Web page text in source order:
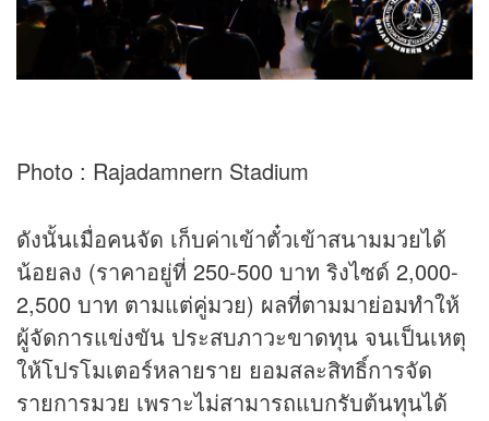
Photo : Rajadamnern Stadium
ดังนั้นเมื่อคนจัด เก็บค่าเข้าตั๋วเข้าสนามมวยได้
น้อยลง (ราคาอยู่ที่ 250-500 บาท ริงไซด์ 2,000-
2,500 บาท ตามแต่คู่มวย) ผลที่ตามมาย่อมทำให้
ผู้จัดการแข่งขัน ประสบภาวะขาดทุน จนเป็นเหตุ
ให้โปรโมเตอร์หลายราย ยอมสละสิทธิ์การจัด
รายการมวย เพราะไม่สามารถแบกรับต้นทุนได้